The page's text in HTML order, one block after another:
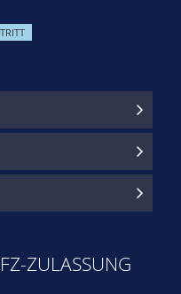
ZULASSUNG